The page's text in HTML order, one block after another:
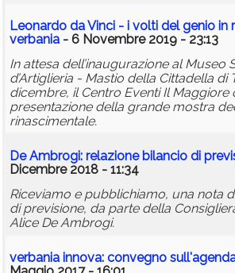
Leonardo da Vinci - i volti del genio in
verbania - 6 Novembre 2019 - 23:13
In attesa dell’inaugurazione al Museo
d’Artiglieria - Mastio della Cittadella di
dicembre, il Centro Eventi Il Maggiore
presentazione della grande mostra
rinascimentale.
De Ambrogi: relazione bilancio di
Dicembre 2018 - 11:34
Riceviamo e pubblichiamo, una nota
di previsione, da parte della
Alice De Ambrogi.
verbania innova: convegno